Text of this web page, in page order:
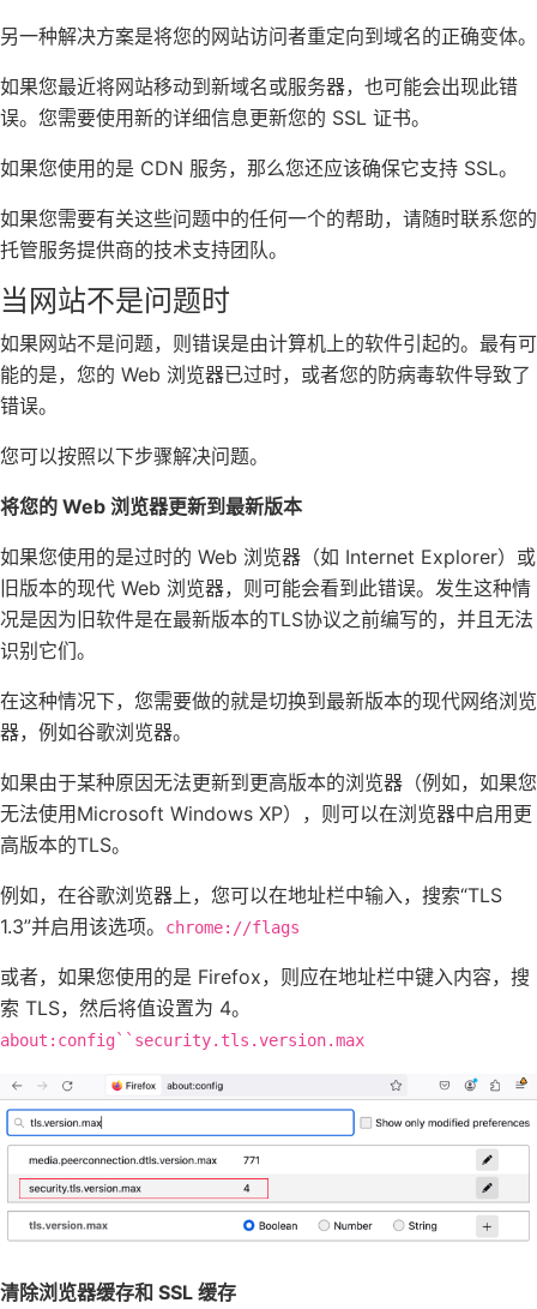
另一种解决方案是将您的网站访问者重定向到域名的正确变体。
如果您最近将网站移动到新域名或服务器，也可能会出现此错
误。您需要使用新的详细信息更新您的 SSL 证书。
如果您使用的是 CDN 服务，那么您还应该确保它支持 SSL。
如果您需要有关这些问题中的任何一个的帮助，请随时联系您的
托管服务提供商的技术支持团队。
当网站不是问题时
如果网站不是问题，则错误是由计算机上的软件引起的。最有可
能的是，您的 Web 浏览器已过时，或者您的防病毒软件导致了
错误。
您可以按照以下步骤解决问题。
将您的 Web 浏览器更新到最新版本
如果您使用的是过时的 Web 浏览器（如 Internet Explorer）或
旧版本的现代 Web 浏览器，则可能会看到此错误。发生这种情
况是因为旧软件是在最新版本的TLS协议之前编写的，并且无法
识别它们。
在这种情况下，您需要做的就是切换到最新版本的现代网络浏览
器，例如谷歌浏览器。
如果由于某种原因无法更新到更高版本的浏览器（例如，如果您
无法使用Microsoft Windows XP），则可以在浏览器中启用更
高版本的TLS。
例如，在谷歌浏览器上，您可以在地址栏中输入，搜索“TLS
1.3”并启用该选项。
chrome://flags
或者，如果您使用的是 Firefox，则应在地址栏中键入内容，搜
索 TLS，然后将值设置为 4。
about:config``security.tls.version.max
清除浏览器缓存和 SSL 缓存